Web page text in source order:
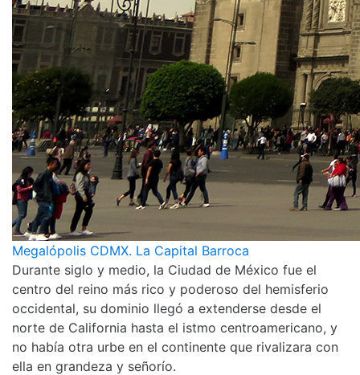
Megalópolis CDMX. La Capital Barroca
Durante siglo y medio, la Ciudad de México fue el
centro del reino más rico y poderoso del hemisferio
occidental, su dominio llegó a extenderse desde el
norte de California hasta el istmo centroamericano, y
no había otra urbe en el continente que rivalizara con
ella en grandeza y señorío.